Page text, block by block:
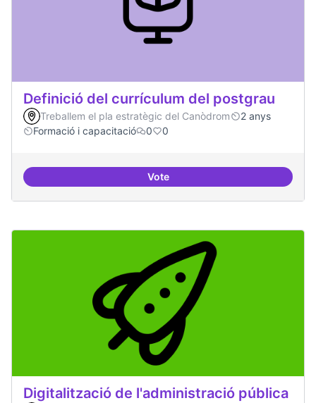
Definició del currículum del postgrau
Treballem el pla estratègic del Canòdrom
2 anys
Formació i capacitació
0 0
VoteDefinició del currículum del
Digitalització de l'administració pública